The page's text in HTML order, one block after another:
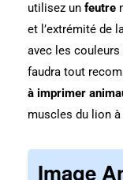
utilisez un feutre
et l’extrémité de
avec les
faudra tout
à imprimer
muscles du lion à
Image